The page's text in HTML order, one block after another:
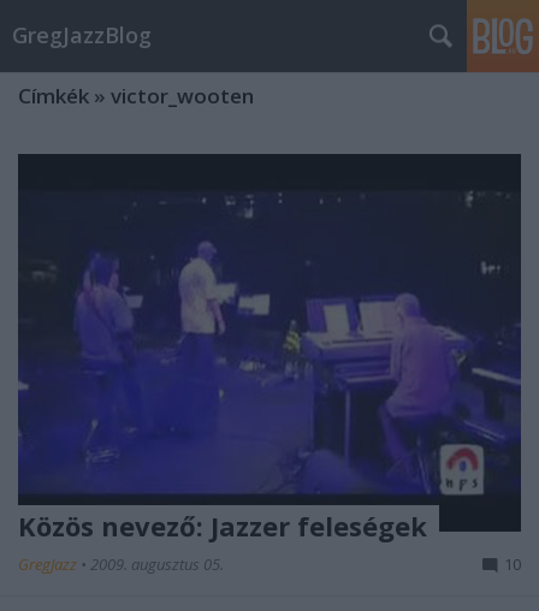
GregJazzBlog
Címkék » victor_wooten
Közös nevező: Jazzer feleségek
GregJazz • 2009. augusztus 05. 10